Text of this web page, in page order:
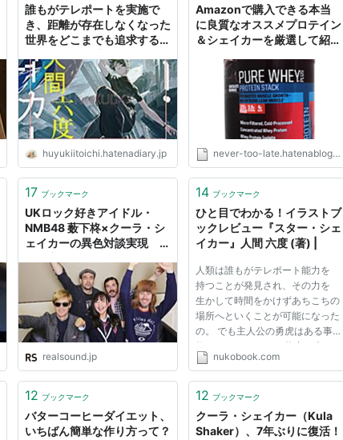
誰もがテレポートを実施で
き、距離が存在しなくなった
世界をどこまでも追求する、
ぶりのSFコンテスト受賞作
──『スター・シェイカー』
- 基本読書
huyukiitoichi.hatenadiary.jp
Amazonで購入できる本当
に良質なオススメプロテイン
＆シェイカーを厳選して紹介
never-too-late.hatenablog.jp
17 ブックマーク
UKロック好きアイドル・
NMB48 薮下柊×クーラ・シ
ェイカーの異色対談実現 互
realsound.jp
14 ブックマーク
ひと目でわかる！イラストブ
ックレビュー『スター・シェ
イカー』人間 六度 (著) |
人類は誰もがテレポート能力を
持つことが発見され、その力を
生かして時間をかけずあちこちの
場所へといくことが可能になった
の。 でも主人公の勇虎はある事
故を きっかけにその能力を失っ
てしまうの。 あらすじ二十一世
に目覚め、これを移動手段とする
が...
nukobook.com
12 ブックマーク
バターコーヒーダイエット、
いちばん簡単な作り方って？
12 ブックマーク
クーラ・シェイカー（Kula
Shaker）、7年ぶりに復活！